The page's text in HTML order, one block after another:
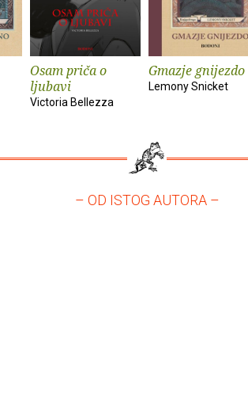
Osam priča o
ljubavi
Victoria Bellezza
Gmazje gnijezdo
Lemony Snicket
– OD ISTOG AUTORA –